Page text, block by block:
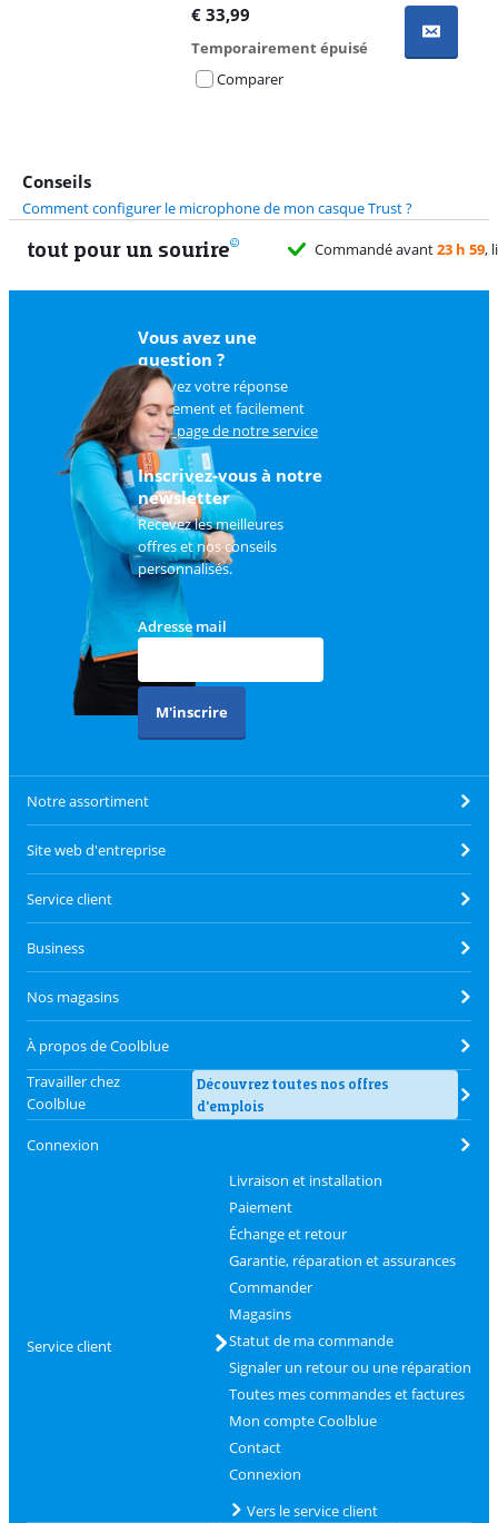
€ 33,99
Temporairement épuisé
Comparer
Conseils
Comment configurer le microphone de mon casque Trust ?
tout pour un sourire 11 vrais
Vous avez une
question ?
Trouvez votre réponse
rapidement et facilement
surla page de notre service
client.
Inscrivez-vous à notre
newsletter
Recevez les meilleures
offres et nos conseils
personnalisés.
Adresse mail
M'inscrire
Notre assortiment
Site web d'entreprise
Service client
Business
Nos magasins
À propos de Coolblue
Travailler chez
Coolblue
Découvrez toutes nos offres
d'emplois
Connexion
Service client
Livraison et installation
Paiement
Échange et retour
Garantie, réparation et assurances
Commander
Magasins
Statut de ma commande
Signaler un retour ou une réparation
Toutes mes commandes et factures
Mon compte Coolblue
Contact
Connexion
Vers le service client